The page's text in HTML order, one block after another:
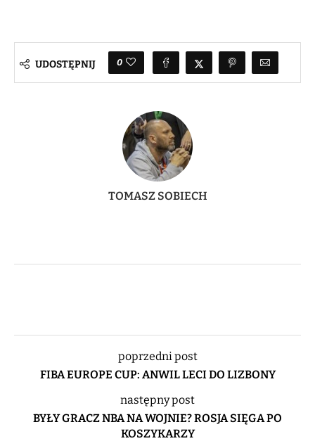
UDOSTĘPNIJ 0
TOMASZ SOBIECH
poprzedni post
FIBA EUROPE CUP: ANWIL LECI DO LIZBONY
następny post
BYŁY GRACZ NBA NA WOJNIE? ROSJA SIĘGA PO
KOSZYKARZY